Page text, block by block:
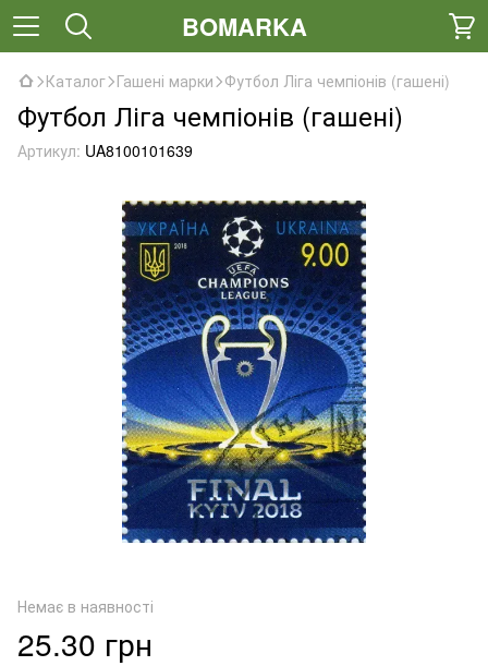
BOMARKA
Каталог Гашені марки Футбол Ліга чемпіонів (гашені)
Футбол Ліга чемпіонів (гашені)
Артикул: UA8100101639
Немає в наявності
25.30 грн